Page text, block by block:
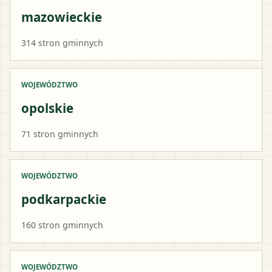
mazowieckie
314 stron gminnych
WOJEWÓDZTWO
opolskie
71 stron gminnych
WOJEWÓDZTWO
podkarpackie
160 stron gminnych
WOJEWÓDZTWO